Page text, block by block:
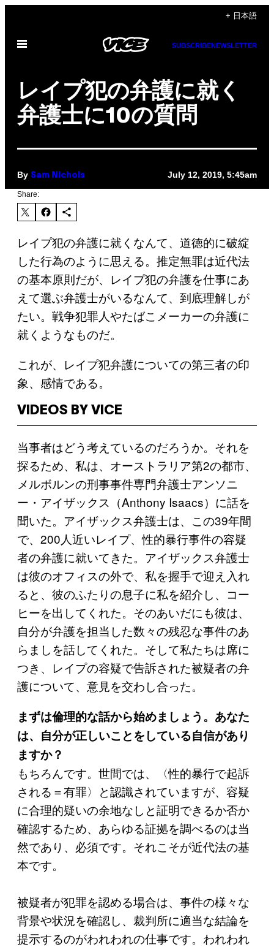
content
+ 日本語
Open
SUBSCRIBENEWSLETTER
レイプ犯の弁護に就く
弁護士に10の質問
By Sam Nichols July 12, 2019, 5:45am
Share:
レイプ犯の弁護に就くなんて、道徳的に破綻
した行為のように思える。推定無罪は近代法
の基本原則だが、レイプ犯の弁護を仕事にあ
えて選ぶ弁護士がいるなんて、到底理解しが
たい。戦争犯罪人やたばこメーカーの弁護に
就くようなものだ。
これが、レイプ犯弁護についての第三者の印
象、感情である。
VIDEOS BY VICE
当事者はどう考えているのだろうか。それを
探るため、私は、オーストラリア第2の都市、
メルボルンの刑事事件専門弁護士アンソニ
ー・アイザックス（Anthony Isaacs）に話を
聞いた。アイザックス弁護士は、この39年間
で、200人近いレイプ、性的暴行事件の容疑
者の弁護に就いてきた。アイザックス弁護士
は彼のオフィスの外で、私を握手で迎え入れ
ると、彼のふたりの息子に私を紹介し、コー
ヒーを出してくれた。そのあいだにも彼は、
自分が弁護を担当した数々の残忍な事件のあ
らましを話してくれた。そして私たちは席に
つき、レイプの容疑で告訴された被疑者の弁
護について、意見を交わし合った。
まずは倫理的な話から始めましょう。あなた
は、自分が正しいことをしている自信があり
ますか？
もちろんです。世間では、〈性的暴行で起訴
される＝有罪〉と認識されていますが、容疑
に合理的疑いの余地なしと証明できるか否か
確認するため、あらゆる証拠を調べるのは当
然であり、必須です。それこそが近代法の基
本です。
被疑者が犯罪を認める場合は、事件の様々な
背景や状況を確認し、裁判所に適当な結論を
提示するのがわれわれの仕事です。われわれ